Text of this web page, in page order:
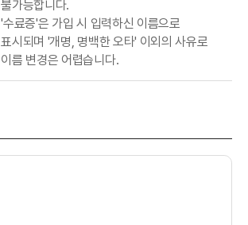
불가능합니다.
'수료증'은 가입 시 입력하신 이름으로
표시되며 '개명, 명백한 오타' 이외의 사유로
이름 변경은 어렵습니다.